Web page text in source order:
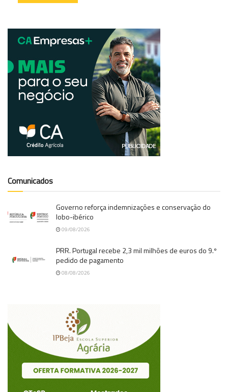
Comunicados
Governo reforça indemnizações e conservação do
lobo-ibérico
09/08/2026
PRR. Portugal recebe 2,3 mil milhões de euros do 9.º
pedido de pagamento
08/08/2026